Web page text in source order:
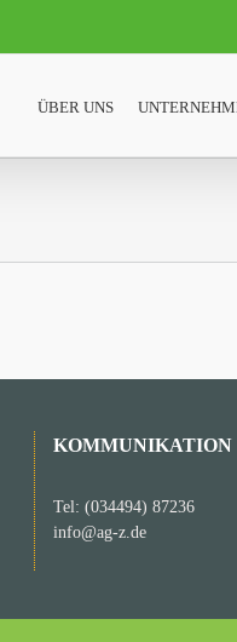
ÜBER UNS
KOMMUNIKATION
Tel: (034494) 87236
info@ag-z.de